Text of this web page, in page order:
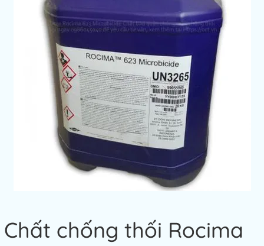
Chất chống thối Rocima